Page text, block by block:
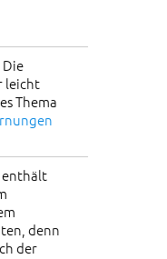
leicht
Thema
enthält
denn
der